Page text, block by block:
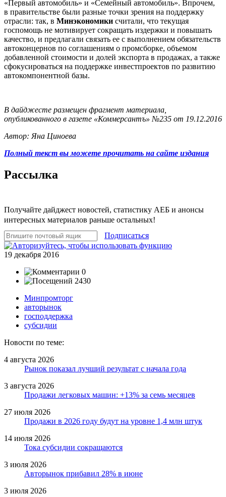
«Первый автомобиль» и «Семейный автомобиль». Впрочем,
в правительстве были разные точки зрения на поддержку
отрасли: так, в Минэкономики считали, что текущая
госпомощь не мотивирует сокращать издержки и повышать
качество, и предлагали связать ее с выполнением обязательств
автоконцернов по соглашениям о промсборке, объемом
добавленной стоимости и долей экспорта в продажах, а также
сфокусироваться на поддержке инвестпроектов по развитию
автокомпонентной базы.
В дайджесте размещен фрагмент материала,
опубликованного в газете «Коммерсантъ» №235 от 19.12.2016
Автор: Яна Циноева
Полный текст вы можете прочитать на сайте издания
Рассылка
Получайте дайджест новостей, статистику АЕБ и анонсы
интересных материалов раньше остальных!
Подписаться
19 декабря 2016
0
2430
Минпромторг
авторынок
господдержка
субсидии
Новости по теме:
4 августа 2026
Рынок показал лучший результат с начала года
3 августа 2026
Продажи легковых машин: +13% за семь месяцев
27 июля 2026
Продажи в 2026 году будут на уровне 1,4 млн штук
14 июля 2026
Тока субсидии сокращаются
3 июля 2026
Авторынок прибавил 28% в июне
3 июля 2026